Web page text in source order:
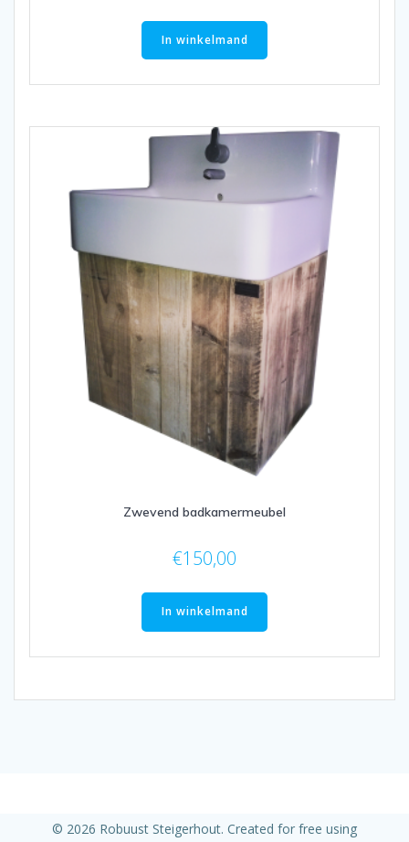
In winkelmand
Zwevend badkamermeubel
€150,00
In winkelmand
© 2026 Robuust Steigerhout. Created for free using